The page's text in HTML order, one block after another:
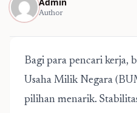
Author
Bagi para pencari kerja,
Usaha Milik Negara
pilihan menarik.